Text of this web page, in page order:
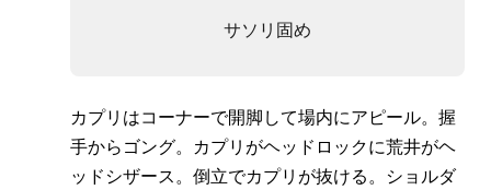
サソリ固め
カプリはコーナーで開脚して場内にアピール。握
手からゴング。カプリがヘッドロックに荒井がヘ
ッドシザース。倒立でカプリが抜ける。ショルダ